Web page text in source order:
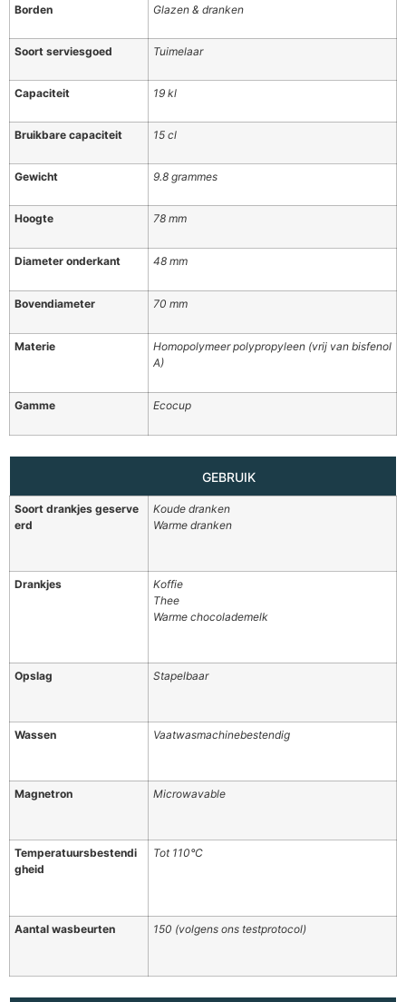
Borden Glazen & dranken
Soort serviesgoed Tuimelaar
Capaciteit 19 kl
Bruikbare capaciteit 15 cl
Gewicht 9.8 grammes
Hoogte 78 mm
Diameter onderkant 48 mm
Bovendiameter 70 mm
Materie
Homopolymeer polypropyleen (vrij van bisfenol
A)
Gamme Ecocup
GEBRUIK
Soort drankjes geserve
erd
Koude dranken
Warme dranken
Drankjes
Koffie
Thee
Warme chocolademelk
Opslag Stapelbaar
Wassen Vaatwasmachinebestendig
Magnetron Microwavable
Temperatuursbestendi
gheid
Tot 110°C
Aantal wasbeurten 150 (volgens ons testprotocol)